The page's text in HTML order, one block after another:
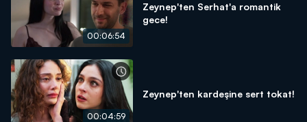
00:06:54
Zeynep'ten Serhat'a romantik
gece!
00:04:59
Zeynep'ten kardeşine sert tokat!